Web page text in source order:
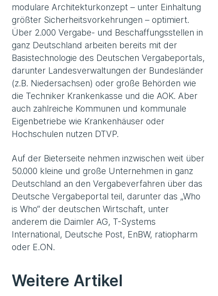
modulare Architekturkonzept – unter Einhaltung
größter Sicherheitsvorkehrungen – optimiert.
Über 2.000 Vergabe- und Beschaffungsstellen in
ganz Deutschland arbeiten bereits mit der
Basistechnologie des Deutschen Vergabeportals,
darunter Landesverwaltungen der Bundesländer
(z.B. Niedersachsen) oder große Behörden wie
die Techniker Krankenkasse und die AOK. Aber
auch zahlreiche Kommunen und kommunale
Eigenbetriebe wie Krankenhäuser oder
Hochschulen nutzen DTVP.
Auf der Bieter­seite nehmen inzwischen weit über
50.000 kleine und große Unternehmen in ganz
Deutschland an den Vergabe­verfahren über das
Deutsche Vergabeportal teil, darunter das „Who
is Who“ der deutschen Wirtschaft, unter
anderem die Daimler AG, T-Systems
International, Deutsche Post, EnBW, ratiopharm
oder E.ON.
Weitere Artikel